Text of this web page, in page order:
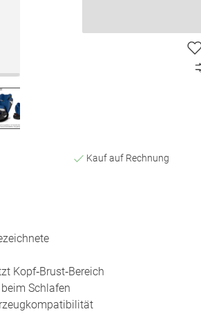
Kauf auf Rechnung
Kopf‑Brust‑Bereich
Schlafen